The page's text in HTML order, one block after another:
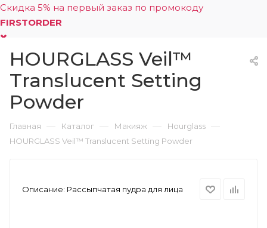
Скидка 5% на первый заказ по промокоду
FIRSTORDER
0
HOURGLASS Veil™
Translucent Setting
Powder
Главная — Каталог — Макияж — Hourglass —
HOURGLASS Veil™ Translucent Setting Powder
Описание: Рассыпчатая пудра для лица